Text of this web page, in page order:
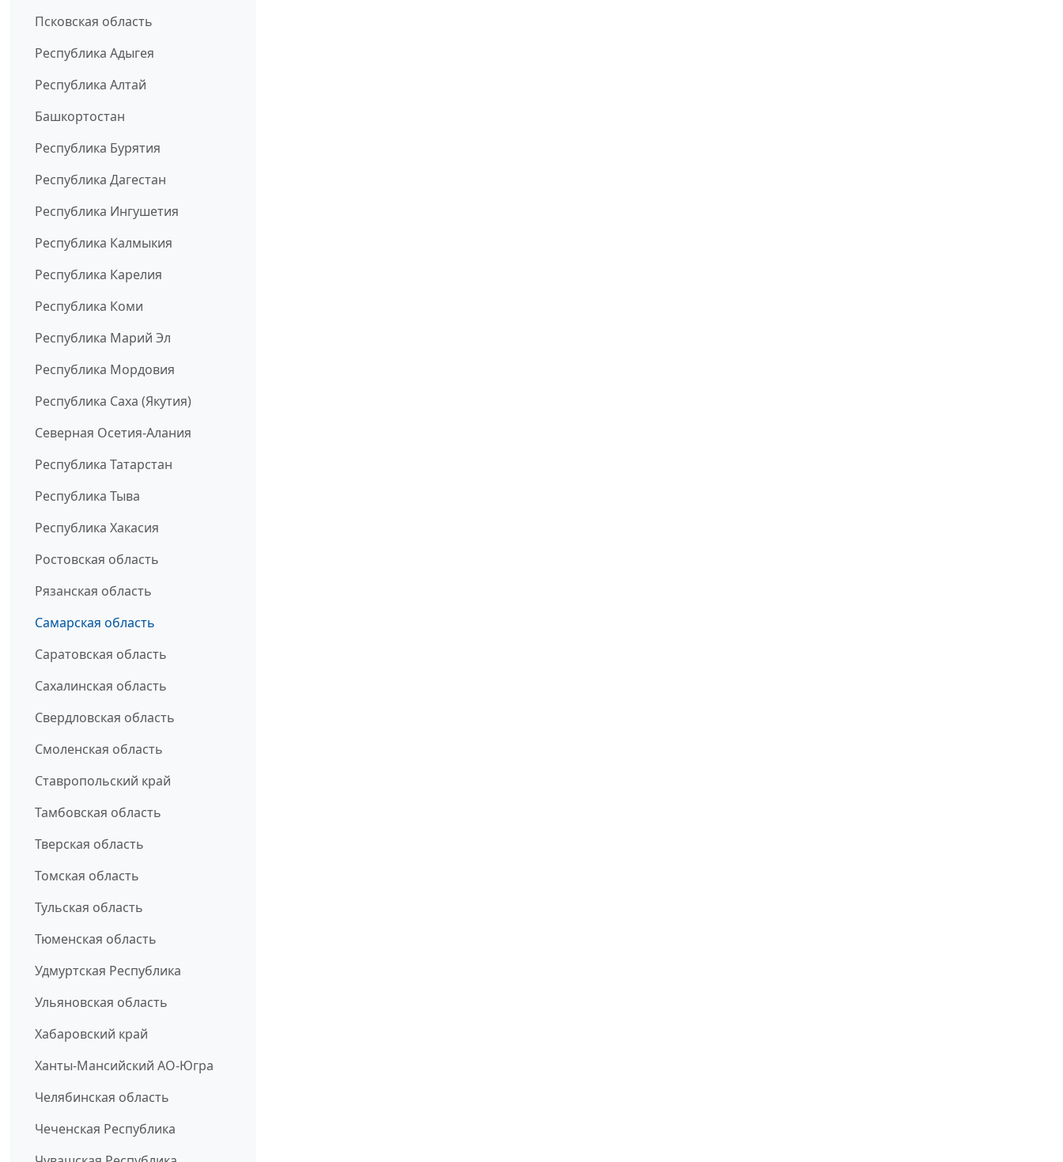
Псковская область
Республика Адыгея
Республика Алтай
Башкортостан
Республика Бурятия
Республика Дагестан
Республика Ингушетия
Республика Калмыкия
Республика Карелия
Республика Коми
Республика Марий Эл
Республика Мордовия
Республика Саха (Якутия)
Северная Осетия-Алания
Республика Татарстан
Республика Тыва
Республика Хакасия
Ростовская область
Рязанская область
Самарская область
Саратовская область
Сахалинская область
Свердловская область
Смоленская область
Ставропольский край
Тамбовская область
Тверская область
Томская область
Тульская область
Тюменская область
Удмуртская Республика
Ульяновская область
Хабаровский край
Ханты-Мансийский АО-Югра
Челябинская область
Чеченская Республика